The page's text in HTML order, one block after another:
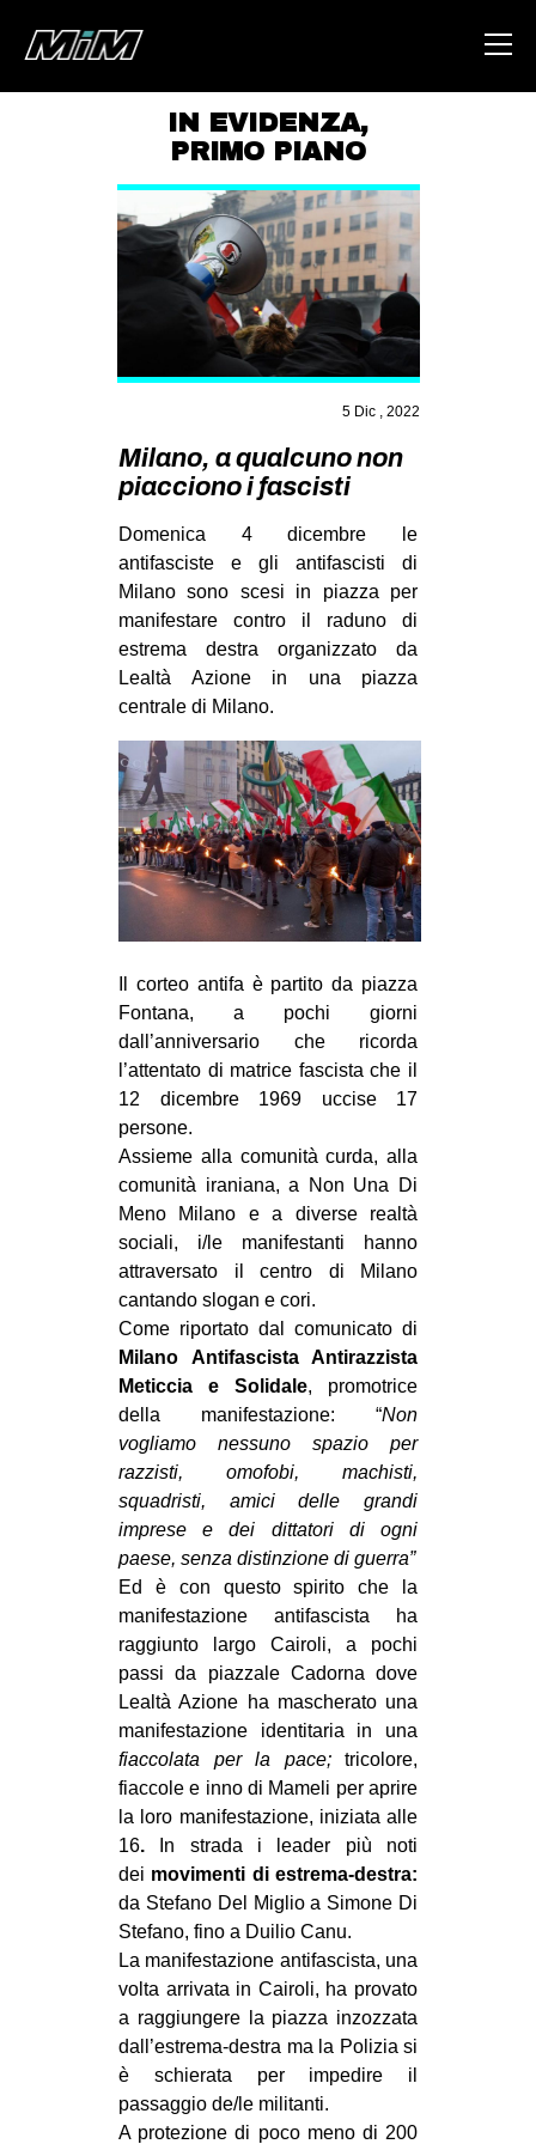
HOME
ABOUT
AREA
DEGENERAZIONE
GAZA FREESTYLE
CSOA LAMBRETTA
STUDENTI TSUNAMI
ZAM
MOBILITAZIONI
SPAZI
SPORT POPOLARE
AMBIENTE
ANTIFASCISMO
DIRITTO ALL’ABITARE
GENERI
MIGRAZIONI
REPRESSIONE
STUDENTI
CULTURE
CINEMA
MANIFESTI
RECENSIONI
INTERNAZIONALE
AFRICA
ESTREMO ORIENTE
EUROPA
MEDIO ORIENTE
MONDO
EVENTI
in
tw
bsky
ms
SEARCH
IN EVIDENZA,
PRIMO PIANO
5 Dic , 2022
Milano, a qualcuno non
piacciono i fascisti
Domenica 4 dicembre le
antifasciste e gli antifascisti di
Milano sono scesi in piazza per
manifestare contro il raduno di
estrema destra organizzato da
Lealtà Azione in una piazza
centrale di Milano.
Il corteo antifa è partito da piazza
Fontana, a pochi giorni
dall’anniversario che ricorda
l’attentato di matrice fascista che il
12 dicembre 1969 uccise 17
persone.
Assieme alla comunità curda, alla
comunità iraniana, a Non Una Di
Meno Milano e a diverse realtà
sociali, i/le manifestanti hanno
attraversato il centro di Milano
cantando slogan e cori.
Come riportato dal comunicato di
Milano Antifascista Antirazzista
Meticcia e Solidale, promotrice
della manifestazione: “Non
vogliamo nessuno spazio per
razzisti, omofobi, machisti,
squadristi, amici delle grandi
imprese e dei dittatori di ogni
paese, senza distinzione di guerra”
Ed è con questo spirito che la
manifestazione antifascista ha
raggiunto largo Cairoli, a pochi
passi da piazzale Cadorna dove
Lealtà Azione ha mascherato una
manifestazione identitaria in una
fiaccolata per la pace; tricolore,
fiaccole e inno di Mameli per aprire
la loro manifestazione, iniziata alle
16. In strada i leader più noti
dei movimenti di estrema-destra:
da Stefano Del Miglio a Simone Di
Stefano, fino a Duilio Canu.
La manifestazione antifascista, una
volta arrivata in Cairoli, ha provato
a raggiungere la piazza inzozzata
dall’estrema-destra ma la Polizia si
è schierata per impedire il
passaggio de/le militanti.
A protezione di poco meno di 200